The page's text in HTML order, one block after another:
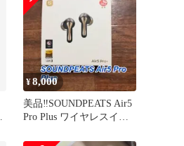
¥8,000
美品‼️SOUNDPEATS Air5
Pro Plus ワイヤレスイヤ